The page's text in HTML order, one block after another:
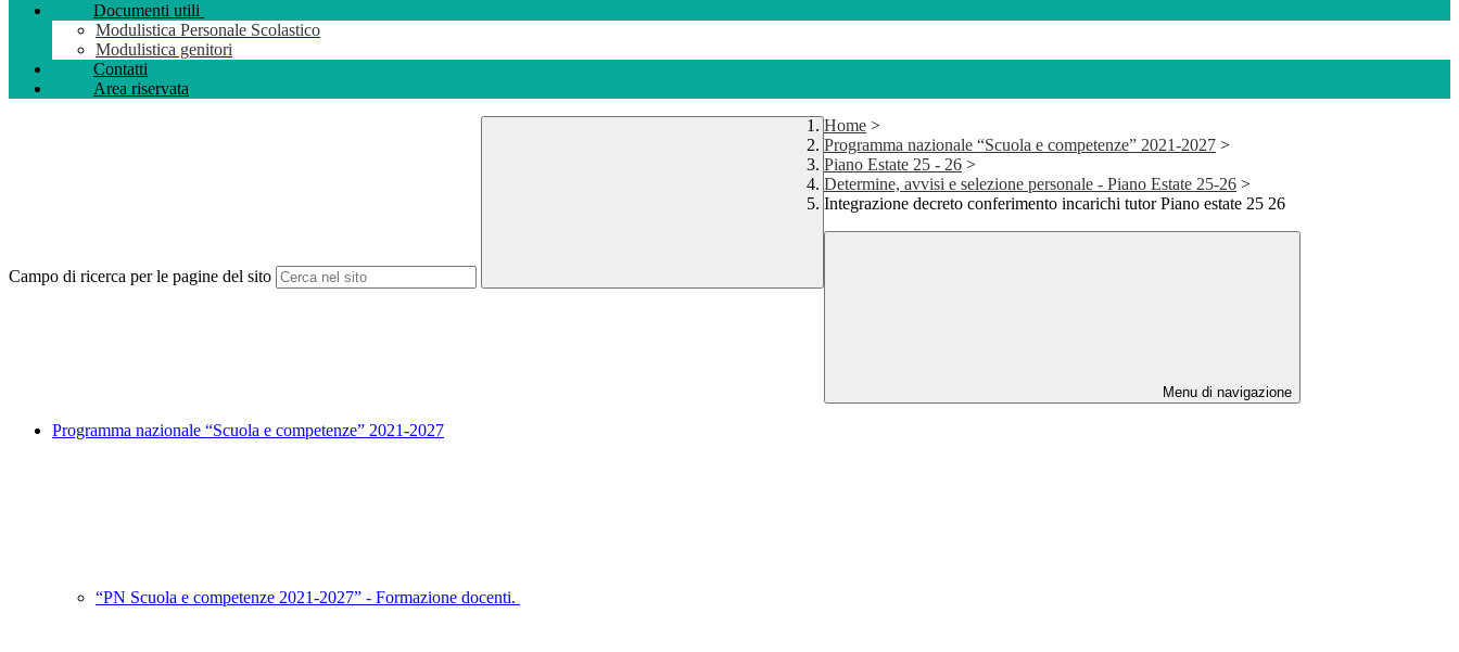
Documenti utili
Modulistica Personale Scolastico
Modulistica genitori
Contatti
Area riservata
Campo di ricerca per le pagine del sito
Home >
Programma nazionale “Scuola e competenze” 2021-2027 >
Piano Estate 25 - 26 >
Determine, avvisi e selezione personale - Piano Estate 25-26 >
Integrazione decreto conferimento incarichi tutor Piano estate 25 26
Menu di navigazione
Programma nazionale “Scuola e competenze” 2021-2027
“PN Scuola e competenze 2021-2027” - Formazione docenti.